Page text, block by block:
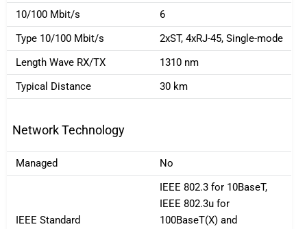
10/100 Mbit/s
6
Type 10/100 Mbit/s
2xST, 4xRJ-45, Single-mode
Length Wave RX/TX
1310 nm
Typical Distance
30 km
Network Technology
Managed No
IEEE Standard
IEEE 802.3 for 10BaseT,
IEEE 802.3u for
100BaseT(X) and